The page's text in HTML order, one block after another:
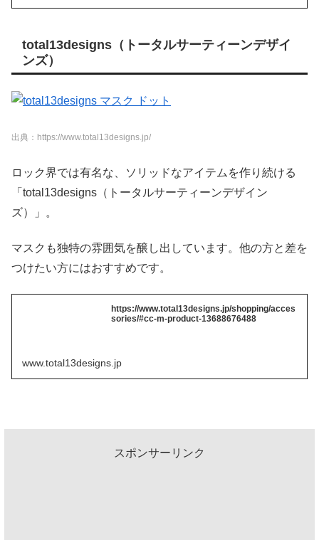
total13designs（トータルサーティーンデザイ
ンズ）
出典：https://www.total13designs.jp/
ロック界では有名な、ソリッドなアイテムを作り続ける
「total13designs（トータルサーティーンデザイン
ズ）」。
マスクも独特の雰囲気を醸し出しています。他の方と差を
つけたい方にはおすすめです。
https://www.total13designs.jp/shopping/acces
sories/#cc-m-product-13688676488
www.total13designs.jp
スポンサーリンク